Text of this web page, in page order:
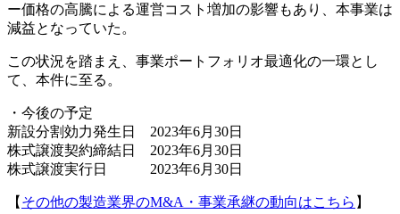
ー価格の高騰による運営コスト増加の影響もあり、本事業は
減益となっていた。
この状況を踏まえ、事業ポートフォリオ最適化の一環とし
て、本件に至る。
・今後の予定
新設分割効力発生日 2023年6月30日
株式譲渡契約締結日 2023年6月30日
株式譲渡実行日 2023年6月30日
【 その他の製造業界のM&A・事業承継の動向はこちら 】